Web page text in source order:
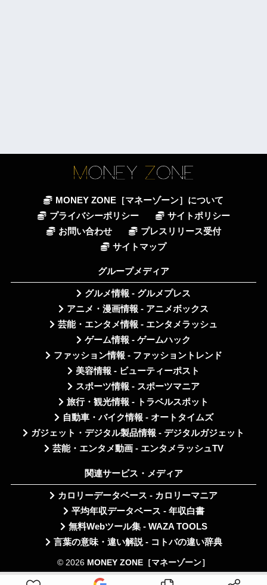
MONEY ZONE［マネーゾーン］について
プライバシーポリシー
サイトポリシー
お問い合わせ
プレスリリース受付
サイトマップ
グループメディア
グルメ情報 - グルメプレス
アニメ・漫画情報 - アニメボックス
芸能・エンタメ情報 - エンタメラッシュ
ゲーム情報 - ゲームハック
ファッション情報 - ファッショントレンド
美容情報 - ビューティーポスト
スポーツ情報 - スポーツマニア
旅行・観光情報 - トラベルスポット
自動車・バイク情報 - オートタイムズ
ガジェット・デジタル製品情報 - デジタルガジェット
芸能・エンタメ動画 - エンタメラッシュTV
関連サービス・メディア
カロリーデータベース - カロリーマニア
平均年収データベース - 年収白書
無料Webツール集 - WAZA TOOLS
言葉の意味・違い解説 - コトバの違い辞典
© 2026 MONEY ZONE［マネーゾーン］